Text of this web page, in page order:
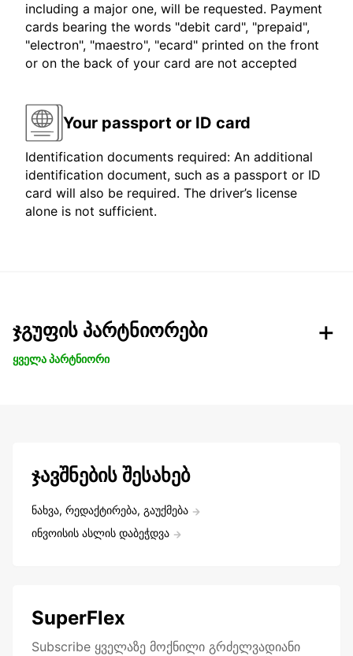
including a major one, will be requested. Payment
cards bearing the words "debit card", "prepaid",
"electron", "maestro", "ecard" printed on the front
or on the back of your card are not accepted
Your passport or ID card
Identification documents required: An additional
identification document, such as a passport or ID
card will also be required. The driver’s license
alone is not sufficient.
ჯგუფის პარტნიორები
ყველა პარტნიორი
ჯავშნების შესახებ
ნახვა, რედაქტირება, გაუქმება
ინვოისის ასლის დაბეჭდვა
SuperFlex
Subscribe ყველაზე მოქნილი გრძელვადიანი